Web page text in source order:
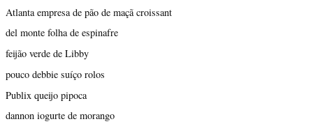
Atlanta empresa de pão de maçã croissant
del monte folha de espinafre
feijão verde de Libby
pouco debbie suíço rolos
Publix queijo pipoca
dannon iogurte de morango